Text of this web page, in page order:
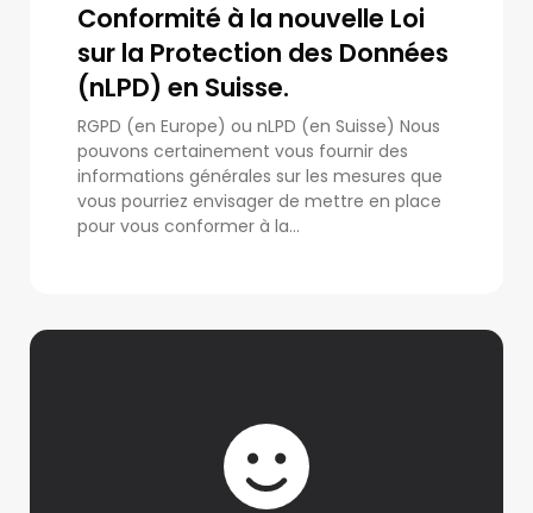
Conformité à la nouvelle Loi
sur la Protection des Données
(nLPD) en Suisse.
RGPD (en Europe) ou nLPD (en Suisse) Nous
pouvons certainement vous fournir des
informations générales sur les mesures que
vous pourriez envisager de mettre en place
pour vous conformer à la...